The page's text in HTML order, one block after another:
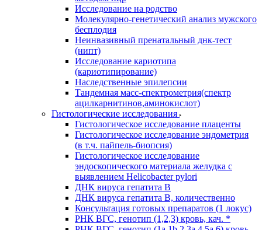
Исследование на родство
Молекулярно-генетический анализ мужского
бесплодия
Неинвазивный пренатальный днк-тест
(нипт)
Исследование кариотипа
(кариотипирование)
Наследственные эпилепсии
Тандемная масс-спектрометрия(спектр
ацилкарнитинов,аминокислот)
Гистологические исследования
Гистологическое исследование плаценты
Гистологическое исследование эндометрия
(в т.ч. пайпель-биопсия)
Гистологическое исследование
эндоскопического материала желудка с
выявлением Helicobacter pylori
ДНК вируса гепатита B
ДНК вируса гепатита B, количественно
Консультация готовых препаратов (1 локус)
РНК ВГC, генотип (1,2,3) кровь, кач. *